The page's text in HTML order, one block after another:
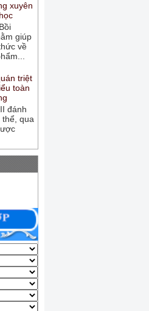
xuyên
giúp
về
triệt
toàn
đánh
qua